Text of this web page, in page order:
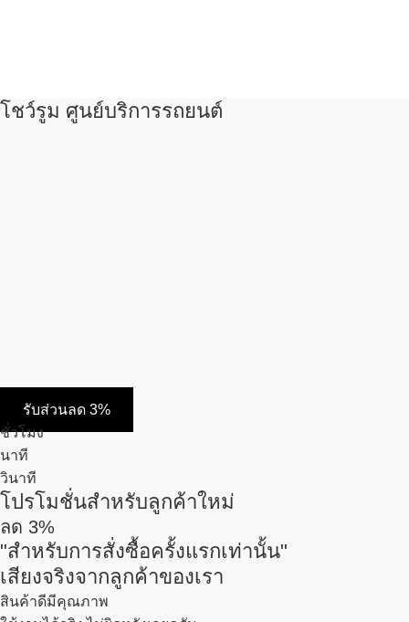
โชว์รูม ศูนย์บริการรถยนต์
รับส่วนลด 3%
ชั่วโมง
นาที
วินาที
โปรโมชั่นสำหรับลูกค้าใหม่
ลด 3%
"สำหรับการสั่งซื้อครั้งแรกเท่านั้น"
เสียงจริงจากลูกค้าของเรา
สินค้าดีมีคุณภาพ